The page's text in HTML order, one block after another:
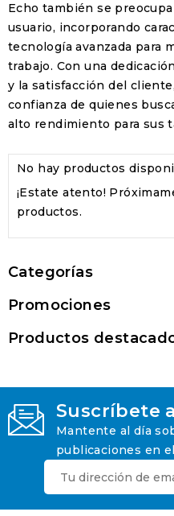
Echo también se
usuario, incorporando
tecnología avanzada para
trabajo. Con una
y la satisfacción del
confianza de quienes
alto rendimiento para sus
No hay productos
¡Estate atento!
productos.
Categorías
Promociones
Productos
Suscríbete
Mantente al día
publicaciones en